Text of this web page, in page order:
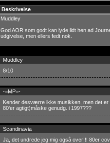
Beskrivelse
Muddley
God AOR som godt kan lyde lidt hen ad
udgivelse, men ellers fedt nok.
Muddley
8/10
-=MP=-
Kender desværre ikke musikken, men det
80'er agtigt)måske genudg. i 1997???
Scandinavia
Ja, det undrede jeg mig også over!!! 80er